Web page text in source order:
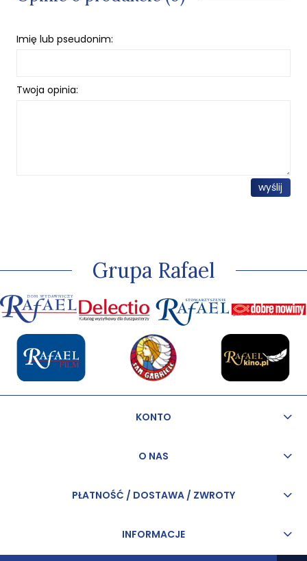
Imię lub pseudonim:
Twoja opinia:
wyślij
Grupa Rafael
KONTO
O NAS
PŁATNOŚĆ / DOSTAWA / ZWROTY
INFORMACJE